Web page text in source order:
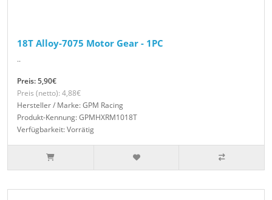
18T Alloy-7075 Motor Gear - 1PC
..
Preis: 5,90€
Preis (netto): 4,88€
Hersteller / Marke: GPM Racing
Produkt-Kennung: GPMHXRM1018T
Verfügbarkeit: Vorrätig